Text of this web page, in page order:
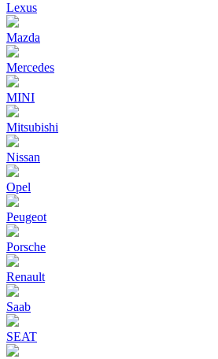
Lexus
Mazda
Mercedes
MINI
Mitsubishi
Nissan
Opel
Peugeot
Porsche
Renault
Saab
SEAT